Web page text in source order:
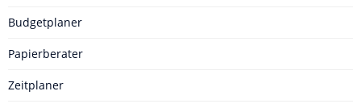
Budgetplaner
Papierberater
Zeitplaner